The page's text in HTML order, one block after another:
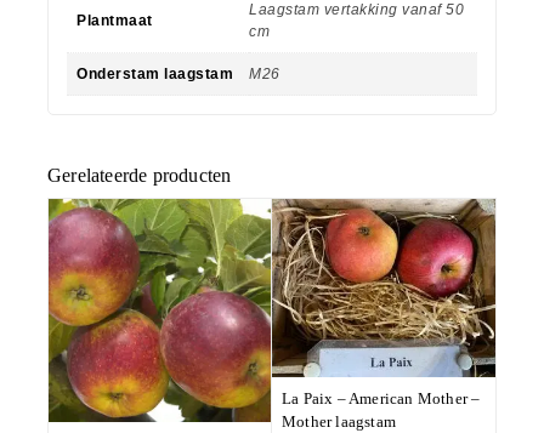
Plantmaat
Laagstam vertakking vanaf 50
cm
Onderstam laagstam M26
Gerelateerde producten
La Paix – American Mother –
Mother laagstam